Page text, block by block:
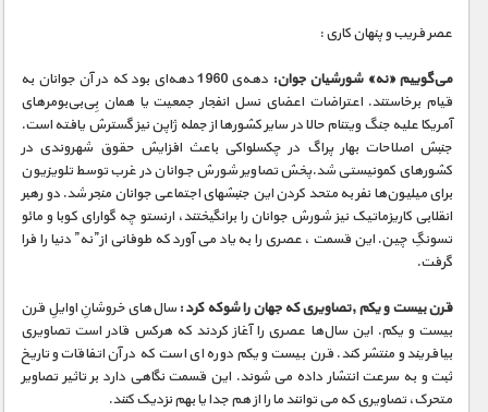
عصر فریب و پنهان کاری :
می‌گوییم «نه» شورشیان جوان:
دهه‌ی 1960 دهه‌ای بود که در آن جوانان به
قیام برخاستند. اعتراضات اعضای نسل انفجار جمعیت یا همان بِی‌بی‌بومرهای
آمریکا علیه جنگ ویتنام حالا در سایر کشورها از جمله ژاپن نیز گسترش یافته است.
جنبش اصلاحات بهار پراگ در چکسلواکی باعث افزایش حقوق شهروندی در
کشورهای کمونیستی شد.پخش تصاویر شورش جوانان در غرب توسط تلویزیون
برای میلیون‌ها نفر به متحد کردن این جنبشهای اجتماعی جوانان منجر شد. دو رهبر
انقلابی کاریزماتیک نیز شورش جوانان را برانگیختند، ارنستو چه گوارای کوبا و مائو
تسونگِ چین. این قسمت ، عصری را به یاد می آورد که طوفانی از”نه” دنیا را فرا
گرفت.
قرن بیست و یکم ,تصاویری که جهان را شوکه کرد : سال‌های خروشانِ اوایلِ قرن
بیست و یکم. این‌ سال‌ها عصری را آغاز کردند که هرکس قادر است تصاویری
بیافریند و منتشر کند. قرن بیست و یکم دوره ای است که در آن اتفاقات و تاریخ
ثبت و به سرعت انتشار داده می شوند. این قسمت نگاهی دارد بر تاثیر تصاویر
متحرک، تصاویری که می توانند ما را از هم جدا یا بهم نزدیک کنند.